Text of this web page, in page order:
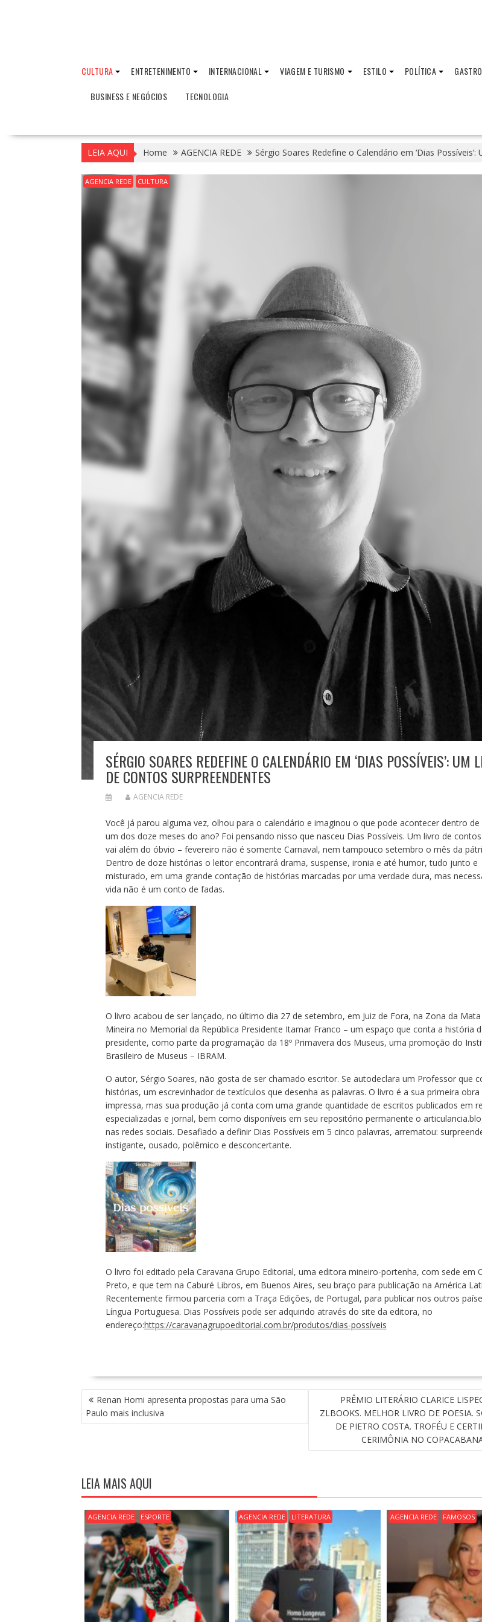
CULTURA ENTRETENIMENTO INTERNACIONAL VIAGEM E TURISMO ESTILO POLÍTICA
BUSINESS E NEGÓCIOS
TECNOLOGIA
LEIA AQUI Home AGENCIA REDE Sérgio Soares Redefine o Calendário em ‘Dias
AGENCIA REDE CULTURA
SÉRGIO SOARES REDEFINE O CALENDÁRIO EM ‘DIAS POSSÍVEIS’: UM
DE CONTOS SURPREENDENTES
AGENCIA REDE
Você já parou alguma vez, olhou para o calendário e imaginou o que pode acontecer dentro de
um dos doze meses do ano? Foi pensando nisso que nasceu Dias Possíveis. Um livro de
vai além do óbvio – fevereiro não é somente Carnaval, nem tampouco setembro o mês da
Dentro de doze histórias o leitor encontrará drama, suspense, ironia e até humor, tudo junto e
misturado, em uma grande contação de histórias marcadas por uma verdade dura, mas
vida não é um conto de fadas.
O livro acabou de ser lançado, no último dia 27 de setembro, em Juiz de Fora, na Zona da Mata
Mineira no Memorial da República Presidente Itamar Franco – um espaço que conta a história
presidente, como parte da programação da 18º Primavera dos Museus, uma promoção do
Brasileiro de Museus – IBRAM.
O autor, Sérgio Soares, não gosta de ser chamado escritor. Se autodeclara um Professor que
histórias, um escrevinhador de textículos que desenha as palavras. O livro é a sua primeira obra
impressa, mas sua produção já conta com uma grande quantidade de escritos publicados em
especializadas e jornal, bem como disponíveis em seu repositório permanente o
nas redes sociais. Desafiado a definir Dias Possíveis em 5 cinco palavras, arrematou:
instigante, ousado, polêmico e desconcertante.
O livro foi editado pela Caravana Grupo Editorial, uma editora mineiro-portenha, com sede em
Preto, e que tem na Caburé Libros, em Buenos Aires, seu braço para publicação na América
Recentemente firmou parceria com a Traça Edições, de Portugal, para publicar nos outros
Língua Portuguesa. Dias Possíveis pode ser adquirido através do site da editora, no
endereço:https://caravanagrupoeditorial.com.br/produtos/dias-possíveis
N
A
V
Ç
Ã
O
D
E
P
O
S
T
Renan Homi apresenta propostas para uma São
Paulo mais inclusiva
PRÊMIO LITERÁRIO CLARICE
ZLBOOKS. MELHOR LIVRO DE POESIA.
DE PIETRO COSTA. TROFÉU E
CERIMÔNIA NO
LEIA MAIS AQUI
AGENCIA REDE ESPORTE AGENCIA REDE LITERATURA AGENCIA REDE FAMOSOS